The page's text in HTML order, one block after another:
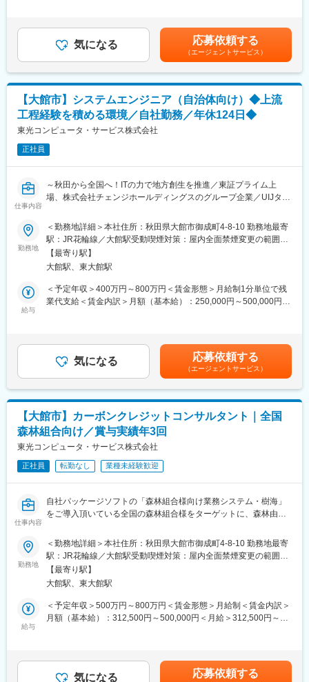
地域貢献とITの力を融合した、やりがいのある領域です。
■働き方：
・年休123日、時間単位の有給取得可などワークライフバランス
◎
・入社当初は東北エリアで日帰り～2泊程度の出張を想定しており
ます。
ゆくゆくは全国への出張もお任せいたします。お客様のアポ次第
での出張となります。
※ご不安点があれば、ご面接内などにお気軽にご質問ください！
・クレジット発行完了までの進行管理
提案から収益化まで、幅広い業務に携わることができます。
ます。
先輩社員とチームとして連携しながら、業務知識、経験を積んで
いただきます。
変更の範囲：会社の定める業務
宅手当 （社内規定により支給）、時間外手当（1分単位で支
給）、役職手当、階級手当資格手当、合格一時金（会社規定によ
り支給）賃金はあくまでも目安の金額であり、選考を通じて上下
する可能性があります。月給(月額)は固定手当を含めた表記です。
気になる 応募依頼する
（エージェントサービス）
【大館市】システムエンジニア（自治体向け）◆上流
工程経験を積める環境／自社勤務／年休124日◆
東光コンピュータ・サービス株式会社
正社員
仕事内容
～秋田から全国へ！ITの力で地方創生を推進／東証プライム上
場、株式会社チェンジホールディングスのグループ企業／UIJター
■業務内容：
地方自治体向けのシステム導入において、設計～構築～運用～保
守業務をお任せします。
近年はシステム標準化、ガバメントクラウド移行、自治体DX関連
プロジェクトも対応しており、幅広い業務システムに携わること
ができます。客先訪問だけでなく、リモート作業の併用でハイブ
・開発環境：OCI AWS Azure
・開発手法：ウォーターフォール
性の高い業務に携わることができます。
◎自治体、学校、民間企業、全国森林組合に安定したお取引があ
ります。
◎お取引が増え業務量増の為、増員の求人です。
◎経験を積んだ後、管理職登用あり（実績あり）
■当社について：
東証プライム上場「株式会社チェンジホールディングス」のグル
ープ企業、より大規模なプロジェクトや新たな事業領域へ挑戦す
る機会も広がっています。
体、法人企業と幅広いお客様へ「お客様の課題解決」となるITソ
リューションを提供しています。
また、森林組合向け自社開発ソフト「樹海」は全国シェアトップ
クラスを誇ります。現在は、信頼関係を基盤にカーボンクレジッ
変更の範囲：会社の定める業務
勤務地
＜勤務地詳細＞本社住所：秋田県大館市御成町4-8-10 勤務地最寄
駅：JR花輪線／大館駅受動喫煙対策：屋内全面禁煙変更の範囲：
会社の定める事業所
【最寄り駅】
大館駅、東大館駅
給与
＜予定年収＞400万円～800万円＜賃金形態＞月給制1分単位で残
業代支給＜賃金内訳＞月額（基本給）：250,000円～500,000円＜
当、家族手当、住宅手当 （社内規定により支給）、時間外手当
（1分単位で支給）、役職手当、階級手当資格手当、合格一時金
（会社規定により支給）賃金はあくまでも目安の金額であり、選
考を通じて上下する可能性があります。月給(月額)は固定手当を含
めた表記です。
気になる 応募依頼する
（エージェントサービス）
【大館市】カーボンクレジットコンサルタント｜全国
森林組合向け／賞与実績年3回
東光コンピュータ・サービス株式会社
正社員 転勤なし 業種未経験歓迎
仕事内容
自社パッケージソフトの「森林組合様向け業務システム・樹海」
をご導入頂いている全国の森林組合様をターゲットに、森林由来
職です。
森林資源データの整理から、制度申請、現地関係者とのコミュニ
ケーションまで、プロジェクト全体に伴走し、森林組合の新たな
収益事業の立ち上げを支援する社会性の高いお仕事です。
■業務内容：
・森林組合向けカーボンクレジット創出支援
・クレジット発行完了までの進行管理
プロジェクトの提案から収益化まで、幅広い業務に携わることが
勤務地
＜勤務地詳細＞本社住所：秋田県大館市御成町4-8-10 勤務地最寄
駅：JR花輪線／大館駅受動喫煙対策：屋内全面禁煙変更の範囲：
会社の定める事業所
【最寄り駅】
大館駅、東大館駅
給与
＜予定年収＞500万円～800万円＜賃金形態＞月給制＜賃金内訳＞
月額（基本給）：312,500円～500,000円＜月給＞312,500円～
宅手当 （社内規定により支給）、時間外手当（1分単位で支
給）、役職手当、階級手当資格手当、合格一時金（会社規定によ
気になる 応募依頼する